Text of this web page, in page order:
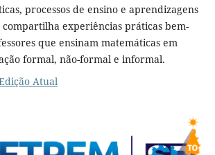
processos de ensino e aprendizagens
compartilha experiências práticas bem-
que ensinam matemáticas em
formal, não-formal e informal.
Atual